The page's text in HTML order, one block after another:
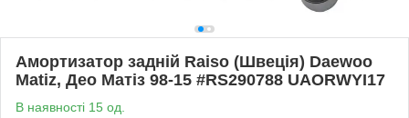
Амортизатор задній Raiso (Швеція) Daewoo
Matiz, Део Матіз 98-15 #RS290788 UAORWYI17
В наявності 15 од.